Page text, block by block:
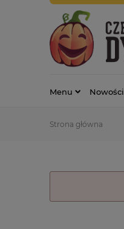
Menu Nowości
Strona główna